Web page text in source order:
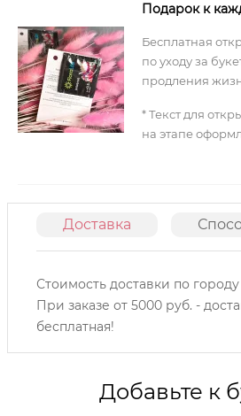
Подарок к
Бесплатная
по уходу за
продления
* Текст для
на этапе
Доставка
Стоимость доставки по
При заказе от 5000 руб. -
бесплатная!
Добавьте к